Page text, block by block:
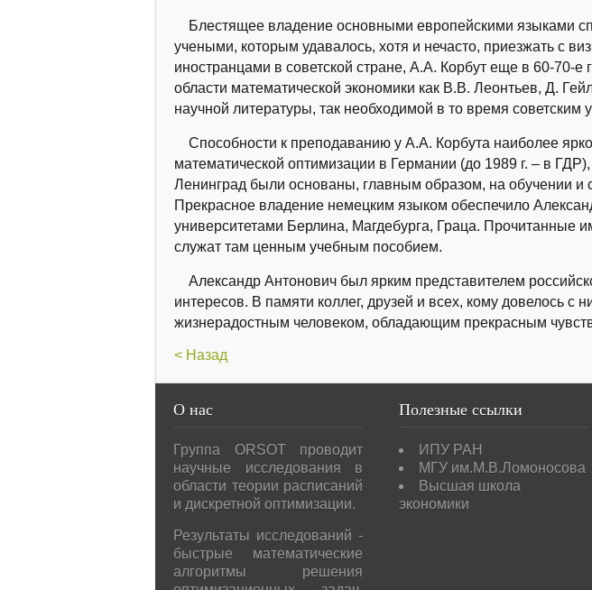
Блестящее владение основными европейскими языками
учеными, которым удавалось, хотя и нечасто, приезжать с
иностранцами в советской стране, А.А. Корбут еще в 60-70-
области математической экономики как В.В. Леонтьев, Д.
научной литературы, так необходимой в то время советским
Способности к преподаванию у А.А. Корбута наиболее
математической оптимизации в Германии (до 1989 г. – в
Ленинград были основаны, главным образом, на обучении и
Прекрасное владение немецким языком обеспечило
университетами Берлина, Магдебурга, Граца. Прочитанные
служат там ценным учебным пособием.
Александр Антонович был ярким представителем
интересов. В памяти коллег, друзей и всех, кому довелось
жизнерадостным человеком, обладающим прекрасным
< Назад
О нас
Группа ORSOT проводит
научные исследования в
области теории расписаний
и дискретной оптимизации.
Результаты исследований -
быстрые математические
алгоритмы решения
Полезные ссылки
ИПУ РАН
МГУ им.М.В.Ломоносова
Высшая школа
экономики